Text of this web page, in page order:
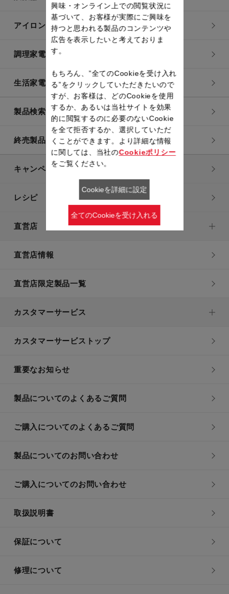
アイロン・衣類スチーマー
調理家電
生活家電
製品検索一覧
終売製品一覧
キャンペーン・特集
レシピ
直営店
直営店情報
直営店限定製品一覧
カスタマーサービス
カスタマーサービストップ
重要なお知らせ
製品についてのよくあるご質問
ご購入についてのよくあるご質問
製品についてのお問い合わせ
ご購入についてのお問い合わせ
取扱説明書
保証について
修理について
興味・オンライン上での閲覧状況に
基づいて、お客様が実際にご興味を
持つと思われる製品のコンテンツや
広告を表示したいと考えておりま
す。
もちろん、”全てのCookieを受け入れ
る”をクリックしていただきたいので
すが、お客様は、どのCookieを使用
するか、あるいは当社サイトを効果
的に閲覧するのに必要のないCookie
を全て拒否するか、選択していただ
くことができます。より詳細な情報
に関しては、当社のCookieポリシー
をご覧ください。
Cookieを詳細に設定
全てのCookieを受け入れる